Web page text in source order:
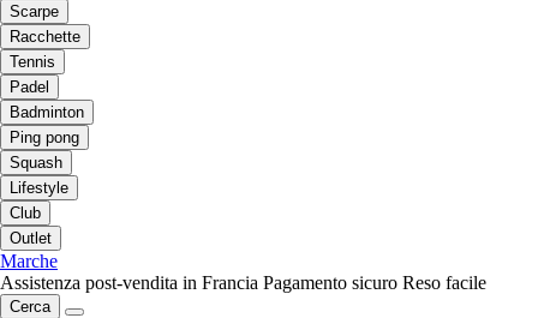
Scarpe
Racchette
Tennis
Padel
Badminton
Ping pong
Squash
Lifestyle
Club
Outlet
Marche
Assistenza post-vendita in Francia Pagamento sicuro Reso facile
Cerca